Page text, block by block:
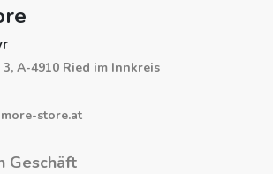
A-4910 Ried im Innkreis
store.at
Geschäft